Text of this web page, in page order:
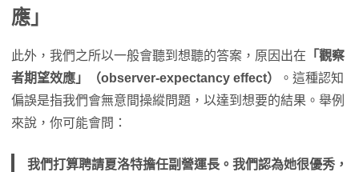
應」
此外，我們之所以一般會聽到想聽的答案，原因出在 「觀察
者期望效應」（observer-expectancy effect）
。這種認知
偏誤是指我們會無意間操縱問題，以達到想要的結果。舉例
來說，你可能會問：
我們打算聘請夏洛特擔任副營運長。我們認為她很優秀，